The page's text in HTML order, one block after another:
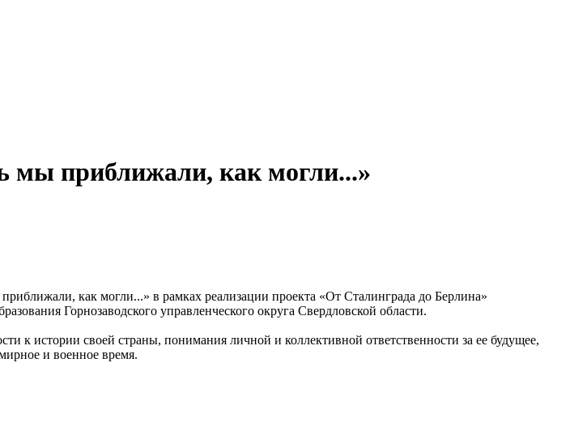
мы приближали, как могли...»
как могли...» в рамках реализации проекта «От Сталинграда до Берлина»
Горнозаводского управленческого округа Свердловской области.
к истории своей страны, понимания личной и коллективной ответственности за ее будущее,
и военное время.